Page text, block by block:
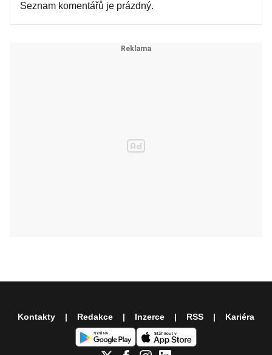
Seznam komentářů je prázdný.
Kontakty Redakce Inzerce RSS Kariéra